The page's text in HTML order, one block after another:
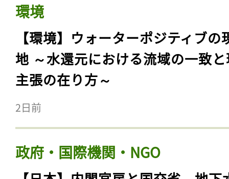
環境
【環境】ウォーターポジティブの
地 ～水還元における流域の一致
主張の在り方～
2日前
政府・国際機関・NGO